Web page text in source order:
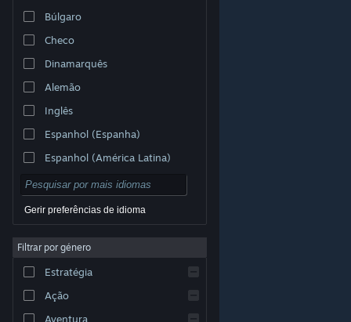
© Valve Corporation. Todos os direitos reservados.
respetivos proprietários nos E.U.A. e outros países.
Acessibilidade
Reembolsos|Cookies
Búlgaro
Checo
Dinamarquês
Alemão
Inglês
Espanhol (Espanha)
Espanhol (América Latina)
Gerir preferências de idioma
Filtrar por género
Estratégia
Ação
Aventura